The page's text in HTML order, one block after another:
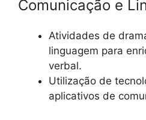
Comunicação e
Atividades de
linguagem para
verbal.
Utilização de
aplicativos de